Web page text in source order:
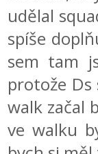
udělal
spíše
sem tam
protože
walk začal
ve walku